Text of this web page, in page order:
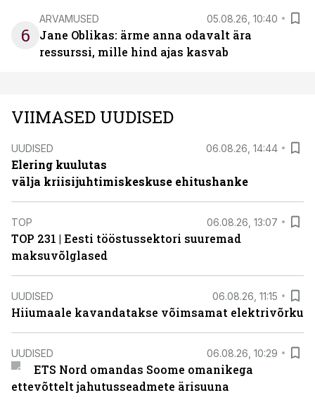
6
ARVAMUSED 05.08.26, 10:40
Jane Oblikas: ärme anna odavalt ära
ressurssi, mille hind ajas kasvab
VIIMASED UUDISED
UUDISED 06.08.26, 14:44
Elering kuulutas
välja kriisijuhtimiskeskuse ehitushanke
TOP 06.08.26, 13:07
TOP 231 | Eesti tööstussektori suuremad
maksuvõlglased
UUDISED 06.08.26, 11:15
Hiiumaale kavandatakse võimsamat elektrivõrku
UUDISED 06.08.26, 10:29
ETS Nord omandas Soome omanikega
ettevõttelt jahutusseadmete ärisuuna